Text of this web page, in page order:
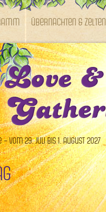
Übernachten & Zelten
vom 29. Juli bis 1. August 2027